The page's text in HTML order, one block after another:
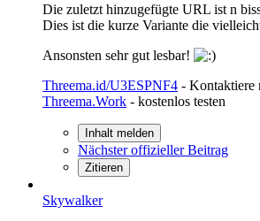
Die zuletzt hinzugefügte URL ist n
Dies ist die kurze Variante die
Ansonsten sehr gut lesbar!
Threema.id/U3ESPNF4 - Kontaktiere
Threema.Work - kostenlos testen
Inhalt melden
Nächster offizieller Beitrag
Zitieren
Skywalker